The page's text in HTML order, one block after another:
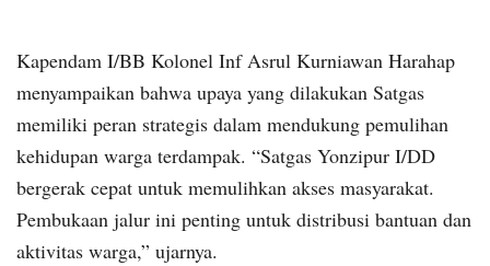
Kapendam I/BB Kolonel Inf Asrul Kurniawan Harahap
menyampaikan bahwa upaya yang dilakukan Satgas
memiliki peran strategis dalam mendukung pemulihan
kehidupan warga terdampak. “Satgas Yonzipur I/DD
bergerak cepat untuk memulihkan akses masyarakat.
Pembukaan jalur ini penting untuk distribusi bantuan dan
aktivitas warga,” ujarnya.